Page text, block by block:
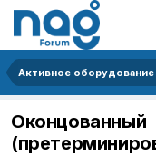
Оконцованный